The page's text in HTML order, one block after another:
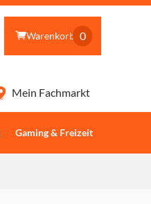
Warenkorb 0
Gaming & Freizeit
Mein Fachmarkt